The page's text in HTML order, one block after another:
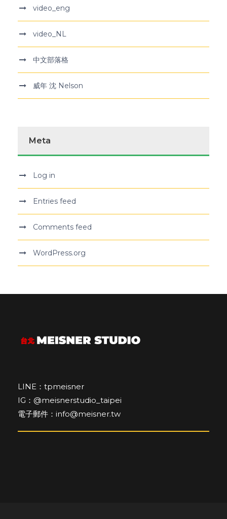
video_eng
video_NL
中文部落格
威年 沈 Nelson
Meta
Log in
Entries feed
Comments feed
WordPress.org
LINE：tpmeisner
IG：@meisnerstudio_taipei
電子郵件：info@meisner.tw